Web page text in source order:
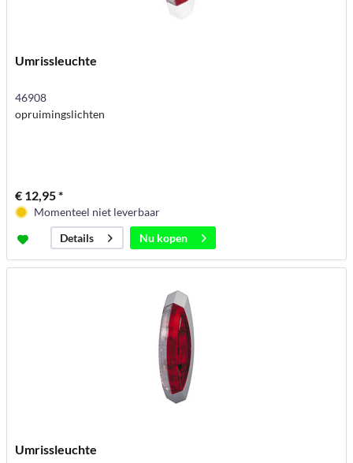
Umrissleuchte
46908
opruimingslichten
€ 12,95 *
Momenteel niet leverbaar
Details
Nu kopen
Umrissleuchte